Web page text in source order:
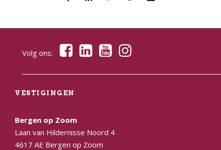
Volg ons:
VESTIGINGEN
Bergen op Zoom
Laan van Hildernisse Noord 4
4617 AE Bergen op Zoom